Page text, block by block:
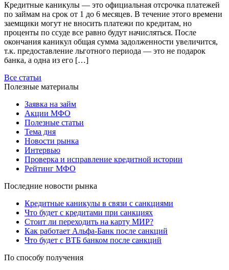
Кредитные каникулы — это официальная отсрочка платежей
по займам на срок от 1 до 6 месяцев. В течение этого времени
заемщики могут не вносить платежи по кредитам, но
проценты по ссуде все равно будут начисляться. После
окончания каникул общая сумма задолженности увеличится,
т.к. предоставление льготного периода — это не подарок
банка, а одна из его […]
Все статьи
Полезные материалы
Заявка на займ
Акции МФО
Полезные статьи
Тема дня
Новости рынка
Интервью
Проверка и исправление кредитной истории
Рейтинг МФО
Последние новости рынка
Кредитные каникулы в связи с санкциями
Что будет с кредитами при санкциях
Стоит ли переходить на карту МИР?
Как работает Альфа-Банк после санкций
Что будет с ВТБ банком после санкций
По способу получения